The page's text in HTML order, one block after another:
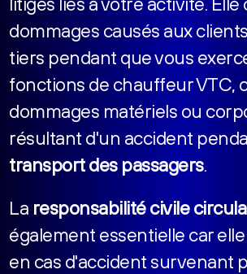
dommages causés aux
tiers pendant que vous
fonctions de chauffeur VTC,
dommages matériels ou
résultant d'un accident
transport des passagers.
La responsabilité civile
également essentielle car
en cas d'accident survenant